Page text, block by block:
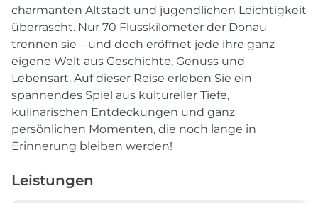
charmanten Altstadt und jugendlichen Leichtigkeit
überrascht. Nur 70 Flusskilometer der Donau
trennen sie – und doch eröffnet jede ihre ganz
eigene Welt aus Geschichte, Genuss und
Lebensart. Auf dieser Reise erleben Sie ein
spannendes Spiel aus kultureller Tiefe,
kulinarischen Entdeckungen und ganz
persönlichen Momenten, die noch lange in
Erinnerung bleiben werden!
Leistungen